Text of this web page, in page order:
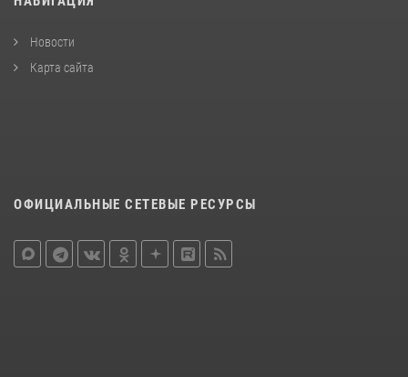
Новости
Карта сайта
ОФИЦИАЛЬНЫЕ СЕТЕВЫЕ РЕСУРСЫ